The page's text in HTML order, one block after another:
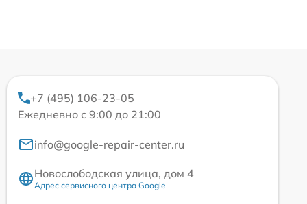
+7 (495) 106-23-05
Ежедневно с 9:00 до 21:00
info@google-repair-center.ru
Новослободская улица, дом 4
Адрес сервисного центра Google